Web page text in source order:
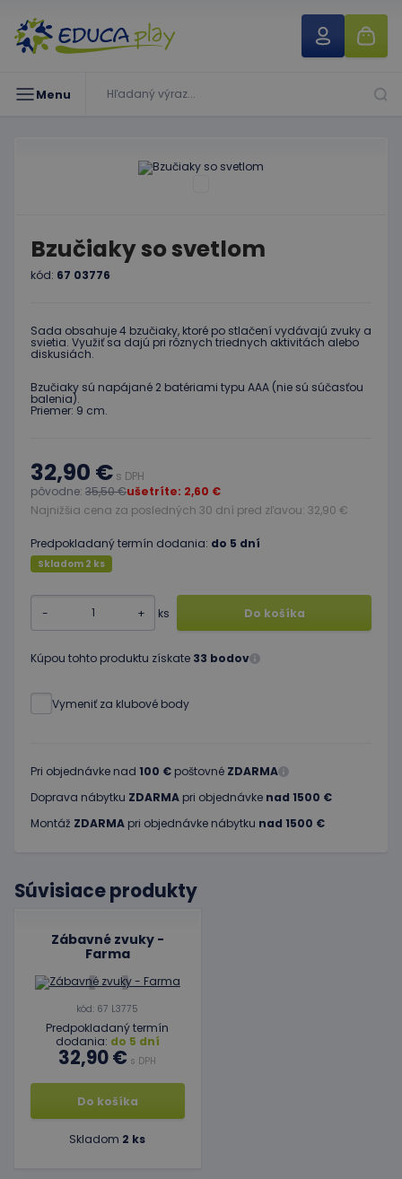
Menu
Bzučiaky so svetlom
kód: 67 03776
Sada obsahuje 4 bzučiaky, ktoré po stlačení vydávajú zvuky a
svietia. Využiť sa dajú pri rôznych triednych aktivitách alebo
diskusiách.
Bzučiaky sú napájané 2 batériami typu AAA (nie sú súčasťou
balenia).
Priemer: 9 cm.
32,90 € s DPH
pôvodne: 35,50 €ušetríte: 2,60 €
Najnižšia cena za posledných 30 dní pred zľavou: 32,90 €
Predpokladaný termín dodania: do 5 dní
Skladom 2 ks
- + ks Do košíka
Kúpou tohto produktu získate 33 bodov
Vymeniť za klubové body
Pri objednávke nad 100 € poštovné ZDARMA
Doprava nábytku ZDARMA pri objednávke nad 1500 €
Montáž ZDARMA pri objednávke nábytku nad 1500 €
Súvisiace produkty
Zábavné zvuky -
Farma
kód: 67 L3775
Predpokladaný termín
dodania: do 5 dní
32,90 € s DPH
Do košíka
Skladom 2 ks